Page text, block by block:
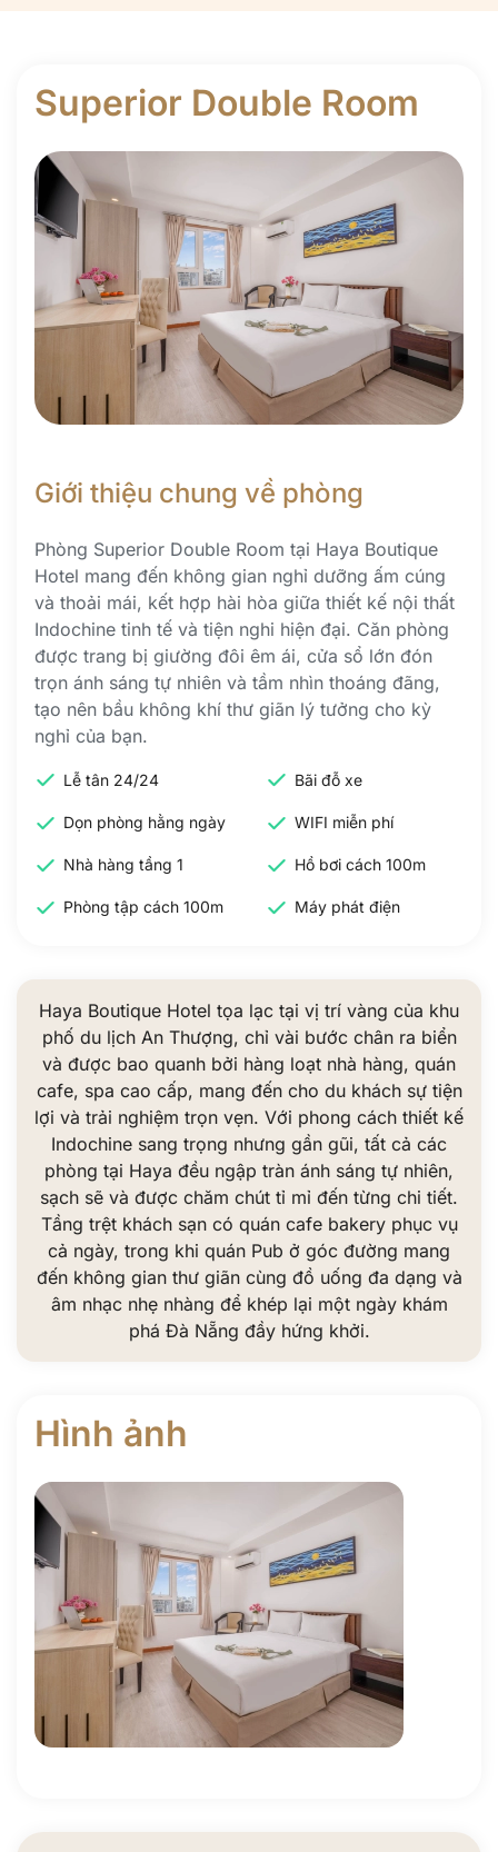
Superior Double Room
Giới thiệu chung về phòng
Phòng Superior Double Room tại Haya Boutique
Hotel mang đến không gian nghỉ dưỡng ấm cúng
và thoải mái, kết hợp hài hòa giữa thiết kế nội thất
Indochine tinh tế và tiện nghi hiện đại. Căn phòng
được trang bị giường đôi êm ái, cửa sổ lớn đón
trọn ánh sáng tự nhiên và tầm nhìn thoáng đãng,
tạo nên bầu không khí thư giãn lý tưởng cho kỳ
nghỉ của bạn.
Lễ tân 24/24
Dọn phòng hằng ngày
Nhà hàng tầng 1
Phòng tập cách 100m
Bãi đỗ xe
WIFI miễn phí
Hồ bơi cách 100m
Máy phát điện
Haya Boutique Hotel tọa lạc tại vị trí vàng của khu
phố du lịch An Thượng, chỉ vài bước chân ra biển
và được bao quanh bởi hàng loạt nhà hàng, quán
cafe, spa cao cấp, mang đến cho du khách sự tiện
lợi và trải nghiệm trọn vẹn. Với phong cách thiết kế
Indochine sang trọng nhưng gần gũi, tất cả các
phòng tại Haya đều ngập tràn ánh sáng tự nhiên,
sạch sẽ và được chăm chút tỉ mỉ đến từng chi tiết.
Tầng trệt khách sạn có quán cafe bakery phục vụ
cả ngày, trong khi quán Pub ở góc đường mang
đến không gian thư giãn cùng đồ uống đa dạng và
âm nhạc nhẹ nhàng để khép lại một ngày khám
phá Đà Nẵng đầy hứng khởi.
Hình ảnh